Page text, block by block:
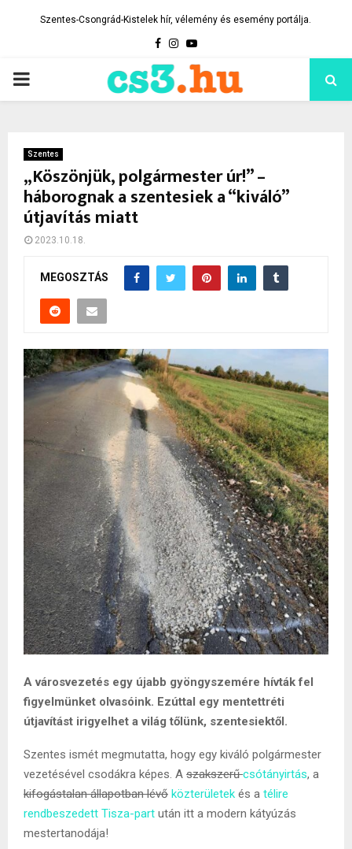
Szentes-Csongrád-Kistelek hír, vélemény és esemény portálja.
Facebook
Instagram
Youtube
PRIMARY
Szentes
„Köszönjük, polgármester úr!” –
háborognak a szentesiek a “kiváló”
útjavítás miatt
2023.10.18.
MEGOSZTÁS
A városvezetés egy újabb gyöngyszemére hívták fel
figyelmünket olvasóink. Ezúttal egy mentettréti
útjavítást irigyelhet a világ tőlünk, szentesiektől.
Szentes ismét megmutatta, hogy egy kiváló polgármester
vezetésével csodákra képes. A szakszerűcsótányirtás, a
kifogástalan állapotban lévő közterületek és a télire
rendbeszedett Tisza-part után itt a modern kátyúzás
mestertanodája!